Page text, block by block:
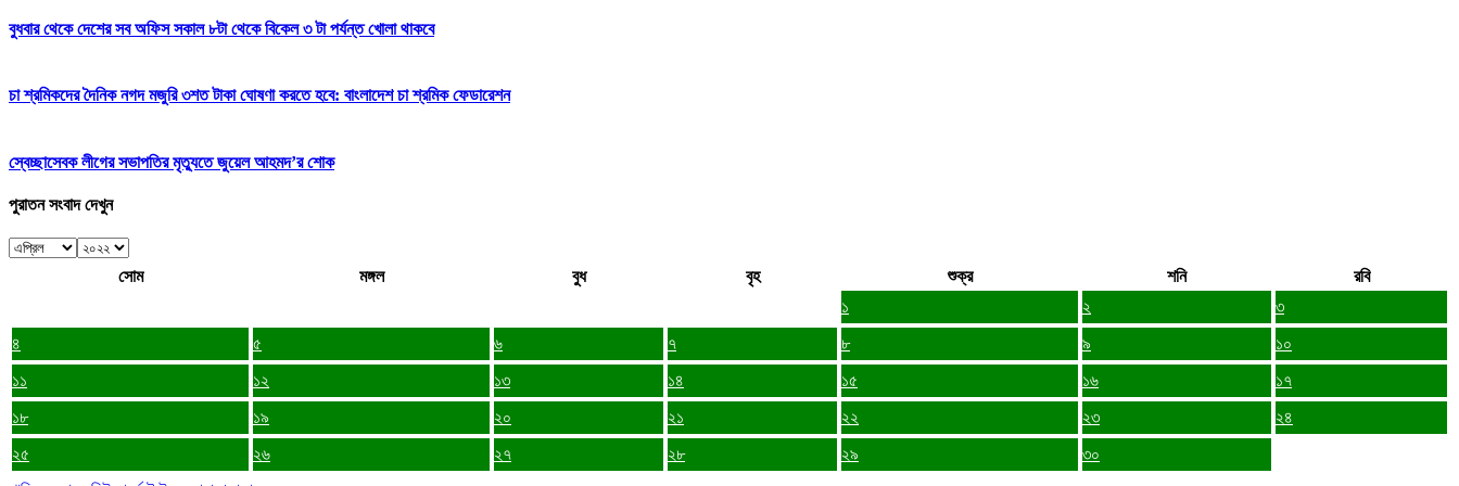
বুধবার থেকে দেশের সব অফিস সকাল ৮টা থেকে বিকেল ৩ টা পর্যন্ত খোলা থাকবে
চা শ্রমিকদের দৈনিক নগদ মজুরি ৩শত টাকা ঘোষণা করতে হবে: বাংলাদেশ চা শ্রমিক ফেডারেশন
স্বেচ্ছাসেবক লীগের সভাপতির মৃত্যুতে জুয়েল আহমদ’র শোক
পুরাতন সংবাদ দেখুন
সোম মঙ্গল বুধ বৃহ শুক্র শনি
রবি
১
২
৩
৪
৫ ৬ ৭ ৮ ৯
১০
১১
১২ ১৩ ১৪ ১৫ ১৬
১৭
১৮
১৯ ২০ ২১ ২২ ২৩
২৪
২৫
২৬ ২৭ ২৮ ২৯
৩০